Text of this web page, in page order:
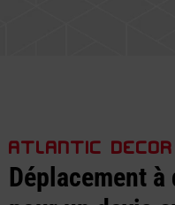
ATLANTIC DECOR
Déplacement